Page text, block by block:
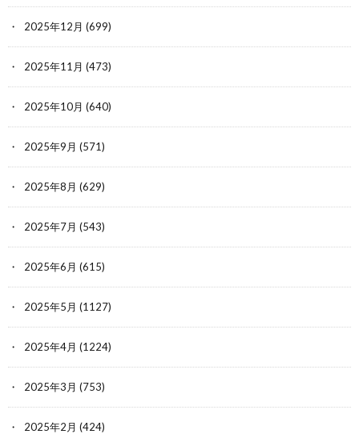
2025年12月 (699)
2025年11月 (473)
2025年10月 (640)
2025年9月 (571)
2025年8月 (629)
2025年7月 (543)
2025年6月 (615)
2025年5月 (1127)
2025年4月 (1224)
2025年3月 (753)
2025年2月 (424)